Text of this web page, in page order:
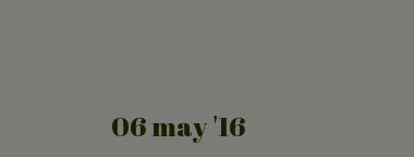
06may'16